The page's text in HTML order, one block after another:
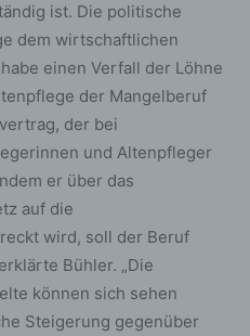
ist. Die politische
dem wirtschaftlichen
einen Verfall der Löhne
der Mangelberuf
der bei
und Altenpfleger
er über das
auf die
wird, soll der Beruf
Bühler. „Die
können sich sehen
Steigerung gegenüber